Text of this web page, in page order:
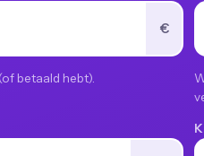
€
betaald hebt).